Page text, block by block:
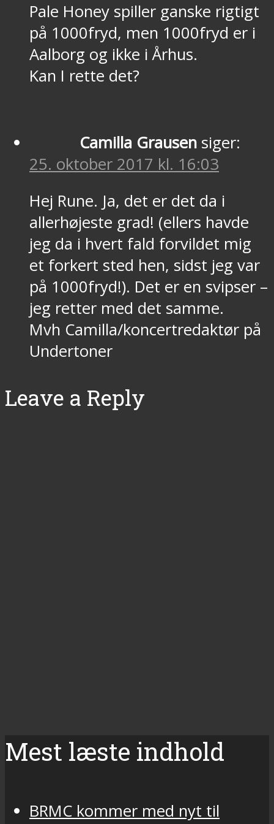
Pale Honey spiller ganske rigtigt
på 1000fryd, men 1000fryd er i
Aalborg og ikke i Århus.
Kan I rette det?
Camilla Grausen siger:
25. oktober 2017 kl. 16:03
Hej Rune. Ja, det er det da i
allerhøjeste grad! (ellers havde
jeg da i hvert fald forvildet mig
et forkert sted hen, sidst jeg var
på 1000fryd!). Det er en svipser –
jeg retter med det samme.
Mvh Camilla/koncertredaktør på
Undertoner
Leave a Reply
Mest læste indhold
BRMC kommer med nyt til